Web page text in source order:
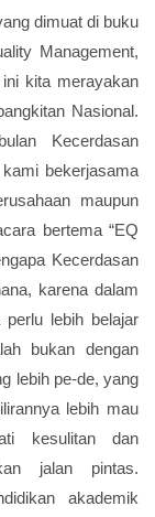
dimuat di buku
Management,
kita merayakan
Nasional.
Kecerdasan
bekerjasama
maupun
bertema “EQ
Kecerdasan
karena dalam
lebih belajar
bukan dengan
lebih pe-de, yang
lebih mau
kesulitan dan
jalan pintas.
akademik